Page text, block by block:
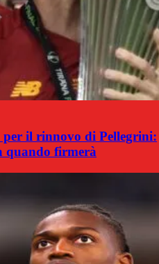
il rinnovo di Pellegrini:
quando firmerà